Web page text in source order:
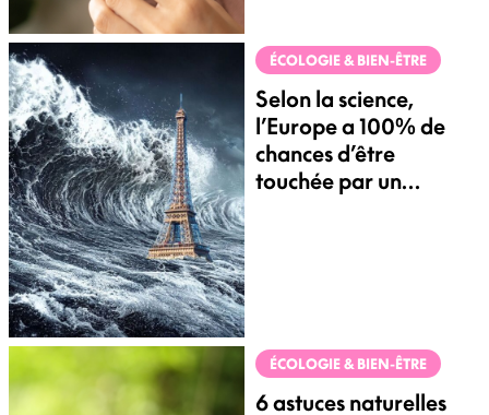
ÉCOLOGIE & BIEN-ÊTRE
Selon la science,
l’Europe a 100% de
chances d’être
touchée par un
ÉCOLOGIE & BIEN-ÊTRE
6 astuces naturelles